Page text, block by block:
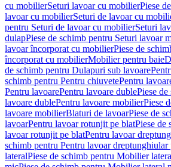
cu mobilierSeturi lavoar cu mobilierPiese
lavoar cu mobilierSeturi de lavoar cu
pentru Seturi de lavoar cu mobilierSeturi
dulapPiese de schimb pentru Seturi lavoar
lavoar încorporat cu mobilierPiese de
încorporat cu mobilierMobilier pentru baie
de schimb pentru Dulapuri sub lavoare
schimb pentru Pentru chiuvetePentru
Pentru lavoarePentru lavoare dublePiese
lavoare dublePentru lavoare mobilierPiese
lavoare mobilierBlaturi de lavoarPiese de
lavoarPentru lavoar rotunjit pe blatPiese de
lavoar rotunjit pe blatPentru lavoar
schimb pentru Pentru lavoar dreptunghiular
lateralPiese de schimb pentru Mobilier